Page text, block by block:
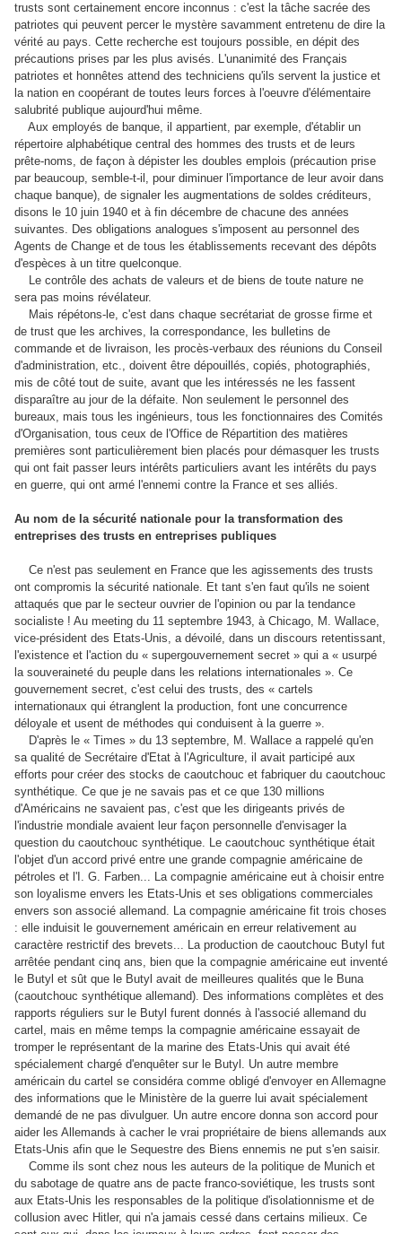
trusts sont certainement encore inconnus : c'est la tâche sacrée des
patriotes qui peuvent percer le mystère savamment entretenu de dire la
vérité au pays. Cette recherche est toujours possible, en dépit des
précautions prises par les plus avisés. L'unanimité des Français
patriotes et honnêtes attend des techniciens qu'ils servent la justice et
la nation en coopérant de toutes leurs forces à l'oeuvre d'élémentaire
salubrité publique aujourd'hui même.
Aux employés de banque, il appartient, par exemple, d'établir un
répertoire alphabétique central des hommes des trusts et de leurs
prête-noms, de façon à dépister les doubles emplois (précaution prise
par beaucoup, semble-t-il, pour diminuer l'importance de leur avoir dans
chaque banque), de signaler les augmentations de soldes créditeurs,
disons le 10 juin 1940 et à fin décembre de chacune des années
suivantes. Des obligations analogues s'imposent au personnel des
Agents de Change et de tous les établissements recevant des dépôts
d'espèces à un titre quelconque.
Le contrôle des achats de valeurs et de biens de toute nature ne
sera pas moins révélateur.
Mais répétons-le, c'est dans chaque secrétariat de grosse firme et
de trust que les archives, la correspondance, les bulletins de
commande et de livraison, les procès-verbaux des réunions du Conseil
d'administration, etc., doivent être dépouillés, copiés, photographiés,
mis de côté tout de suite, avant que les intéressés ne les fassent
disparaître au jour de la défaite. Non seulement le personnel des
bureaux, mais tous les ingénieurs, tous les fonctionnaires des Comités
d'Organisation, tous ceux de l'Office de Répartition des matières
premières sont particulièrement bien placés pour démasquer les trusts
qui ont fait passer leurs intérêts particuliers avant les intérêts du pays
en guerre, qui ont armé l'ennemi contre la France et ses alliés.
Au nom de la sécurité nationale pour la transformation des
entreprises des trusts en entreprises publiques
Ce n'est pas seulement en France que les agissements des trusts
ont compromis la sécurité nationale. Et tant s'en faut qu'ils ne soient
attaqués que par le secteur ouvrier de l'opinion ou par la tendance
socialiste ! Au meeting du 11 septembre 1943, à Chicago, M. Wallace,
vice-président des Etats-Unis, a dévoilé, dans un discours retentissant,
l'existence et l'action du « supergouvernement secret » qui a « usurpé
la souveraineté du peuple dans les relations internationales ». Ce
gouvernement secret, c'est celui des trusts, des « cartels
internationaux qui étranglent la production, font une concurrence
déloyale et usent de méthodes qui conduisent à la guerre ».
D'après le « Times » du 13 septembre, M. Wallace a rappelé qu'en
sa qualité de Secrétaire d'Etat à l'Agriculture, il avait participé aux
efforts pour créer des stocks de caoutchouc et fabriquer du caoutchouc
synthétique. Ce que je ne savais pas et ce que 130 millions
d'Américains ne savaient pas, c'est que les dirigeants privés de
l'industrie mondiale avaient leur façon personnelle d'envisager la
question du caoutchouc synthétique. Le caoutchouc synthétique était
l'objet d'un accord privé entre une grande compagnie américaine de
pétroles et l'I. G. Farben... La compagnie américaine eut à choisir entre
son loyalisme envers les Etats-Unis et ses obligations commerciales
envers son associé allemand. La compagnie américaine fit trois choses
: elle induisit le gouvernement américain en erreur relativement au
caractère restrictif des brevets... La production de caoutchouc Butyl fut
arrêtée pendant cinq ans, bien que la compagnie américaine eut inventé
le Butyl et sût que le Butyl avait de meilleures qualités que le Buna
(caoutchouc synthétique allemand). Des informations complètes et des
rapports réguliers sur le Butyl furent donnés à l'associé allemand du
cartel, mais en même temps la compagnie américaine essayait de
tromper le représentant de la marine des Etats-Unis qui avait été
spécialement chargé d'enquêter sur le Butyl. Un autre membre
américain du cartel se considéra comme obligé d'envoyer en Allemagne
des informations que le Ministère de la guerre lui avait spécialement
demandé de ne pas divulguer. Un autre encore donna son accord pour
aider les Allemands à cacher le vrai propriétaire de biens allemands aux
Etats-Unis afin que le Sequestre des Biens ennemis ne put s'en saisir.
Comme ils sont chez nous les auteurs de la politique de Munich et
du sabotage de quatre ans de pacte franco-soviétique, les trusts sont
aux Etats-Unis les responsables de la politique d'isolationnisme et de
collusion avec Hitler, qui n'a jamais cessé dans certains milieux. Ce